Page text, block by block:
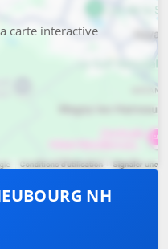
carte interactive
NH